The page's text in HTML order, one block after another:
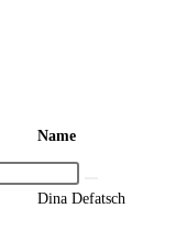
Name
Dina Defatsch